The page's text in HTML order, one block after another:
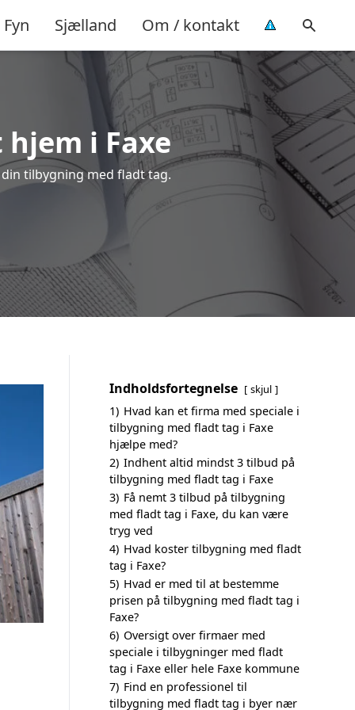
Fyn Sjælland Om / kontakt
i Faxe
tilbygning med fladt tag.
Indholdsfortegnelse skjul
1) Hvad kan et firma med speciale i
tilbygning med fladt tag i Faxe
hjælpe med?
2) Indhent altid mindst 3 tilbud på
tilbygning med fladt tag i Faxe
3) Få nemt 3 tilbud på tilbygning
med fladt tag i Faxe, du kan være
tryg ved
4) Hvad koster tilbygning med fladt
tag i Faxe?
5) Hvad er med til at bestemme
prisen på tilbygning med fladt tag i
Faxe?
6) Oversigt over firmaer med
speciale i tilbygninger med fladt
tag i Faxe eller hele Faxe kommune
7) Find en professionel til
tilbygning med fladt tag i byer nær